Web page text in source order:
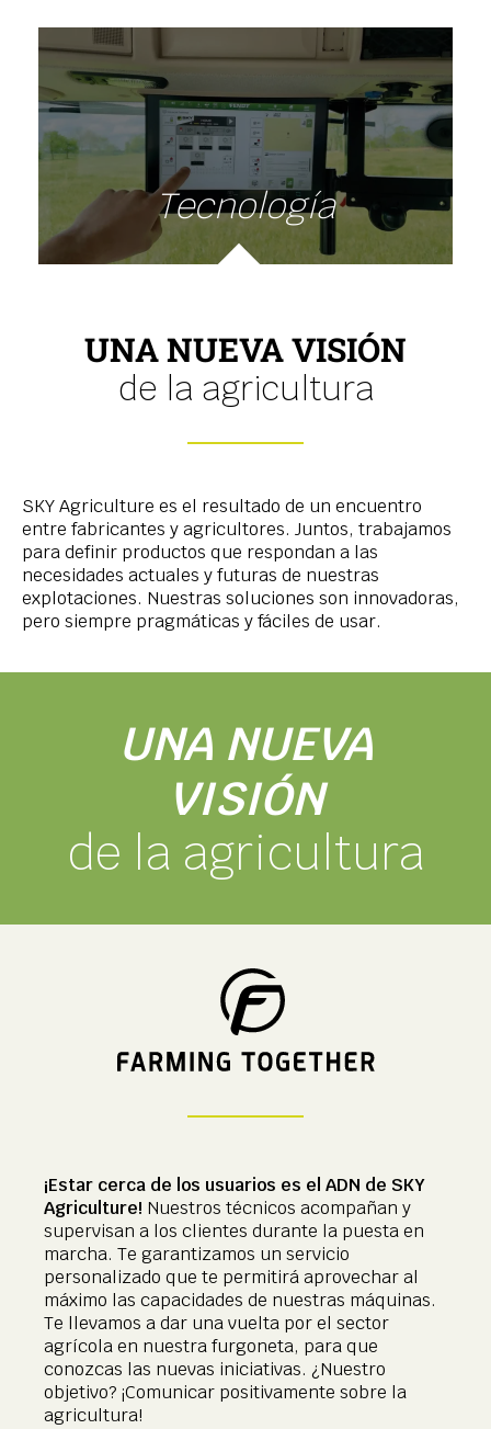
Tecnología
UNA NUEVA VISIÓN
de la agricultura
SKY Agriculture es el resultado de un encuentro
entre fabricantes y agricultores. Juntos, trabajamos
para definir productos que respondan a las
necesidades actuales y futuras de nuestras
explotaciones. Nuestras soluciones son innovadoras,
pero siempre pragmáticas y fáciles de usar.
UNA NUEVA
VISIÓN
de la agricultura
¡Estar cerca de los usuarios es el ADN de SKY
Agriculture! Nuestros técnicos acompañan y
supervisan a los clientes durante la puesta en
marcha. Te garantizamos un servicio
personalizado que te permitirá aprovechar al
máximo las capacidades de nuestras máquinas.
Te llevamos a dar una vuelta por el sector
agrícola en nuestra furgoneta, para que
conozcas las nuevas iniciativas. ¿Nuestro
objetivo? ¡Comunicar positivamente sobre la
agricultura!